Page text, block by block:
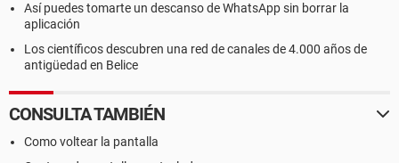
Así puedes tomarte un descanso de WhatsApp sin borrar la
aplicación
Los científicos descubren una red de canales de 4.000 años de
antigüedad en Belice
CONSULTA TAMBIÉN
Como voltear la pantalla